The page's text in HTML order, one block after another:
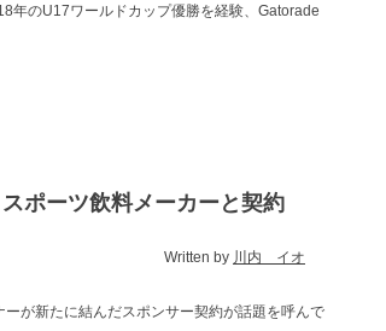
年のU17ワールドカップ優勝を経験、Gatorade
ポーツ飲料メーカーと契約
Written by 川内 イオ
が新たに結んだスポンサー契約が話題を呼んで